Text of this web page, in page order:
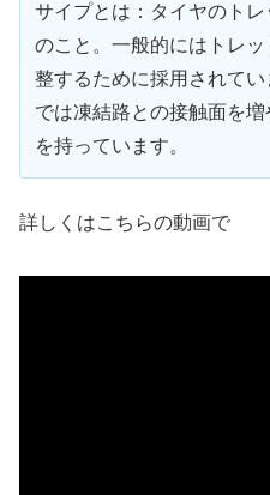
サイプとは：タイヤのト
のこと。一般的にはトレ
整するために採用されて
では凍結路との接触面を
を持っています。
詳しくはこちらの動画で